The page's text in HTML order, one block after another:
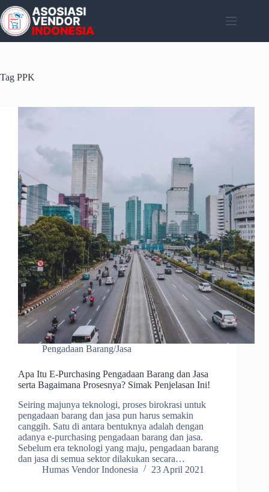
Skip
to
content
Tag PPK
Pengadaan Barang/Jasa
Apa Itu E-Purchasing Pengadaan Barang dan Jasa
serta Bagaimana Prosesnya? Simak Penjelasan Ini!
Seiring majunya teknologi, proses birokrasi untuk
pengadaan barang dan jasa pun harus semakin
canggih. Satu di antara bentuknya adalah dengan
adanya e-purchasing pengadaan barang dan jasa.
Sebelum era teknologi yang maju, pengadaan barang
dan jasa di semua sektor dilakukan secara…
Humas Vendor Indonesia
23 April 2021